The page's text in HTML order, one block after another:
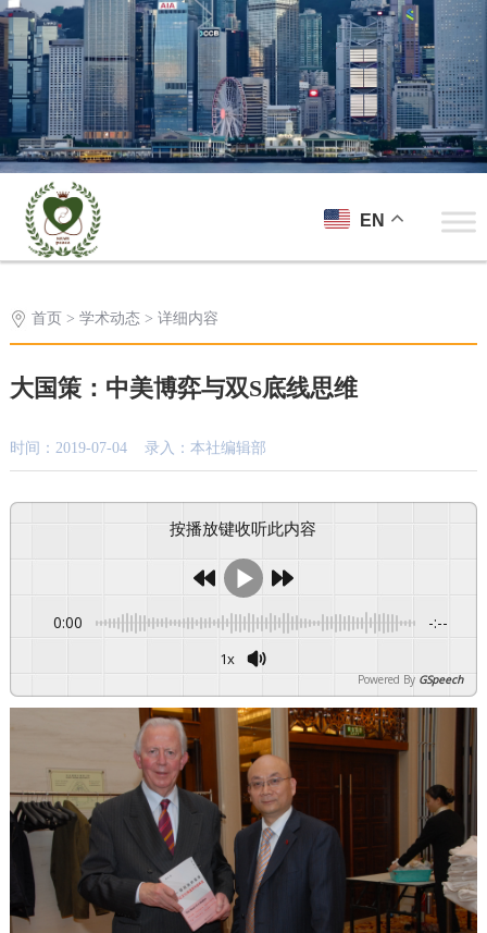
EN
首页 > 学术动态> 详细内容
大国策：中美博弈与双S底线思维
时间：2019-07-04 录入：本社编辑部
按播放键收听此内容
0:00 -:--
1x
Powered By GSpeech